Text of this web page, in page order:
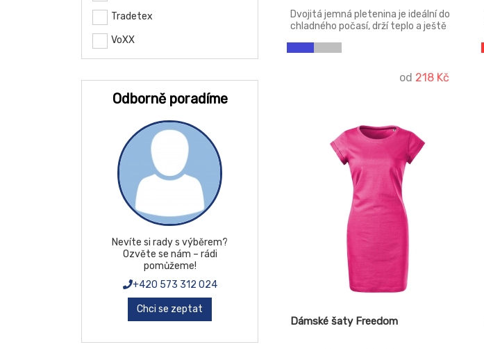
Tradetex
VoXX
Odborně poradíme
Nevíte si rady s výběrem?
Ozvěte se nám – rádi
pomůžeme!
+420 573 312 024
Chci se zeptat
Dvojitá jemná pletenina je ideální do
chladného počasí, drží teplo a ještě
od 218 Kč
Dámské šaty Freedom